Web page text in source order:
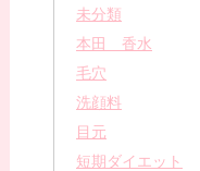
未分類
本田 香水
毛穴
洗顔料
目元
短期ダイエット